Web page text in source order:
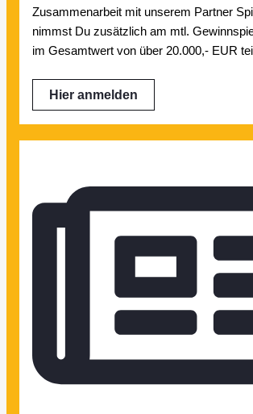
Zusammenarbeit mit unserem Partner
nimmst Du zusätzlich am mtl.
im Gesamtwert von über 20.000,- EUR
Hier anmelden